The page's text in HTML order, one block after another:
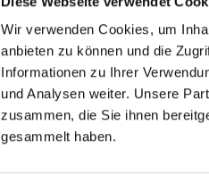
Wir verwenden Cookies, um
anbieten zu können und die
Informationen zu Ihrer
und Analysen weiter. Unsere
zusammen, die Sie ihnen
gesammelt haben.